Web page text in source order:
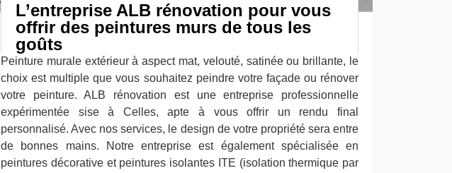
L’entreprise ALB rénovation pour vous
offrir des peintures murs de tous les
goûts
Peinture murale extérieur à aspect mat, velouté, satinée ou brillante, le
choix est multiple que vous souhaitez peindre votre façade ou rénover
votre peinture. ALB rénovation est une entreprise professionnelle
expérimentée sise à Celles, apte à vous offrir un rendu final
personnalisé. Avec nos services, le design de votre propriété sera entre
de bonnes mains. Notre entreprise est également spécialisée en
peintures décorative et peintures isolantes ITE (isolation thermique par